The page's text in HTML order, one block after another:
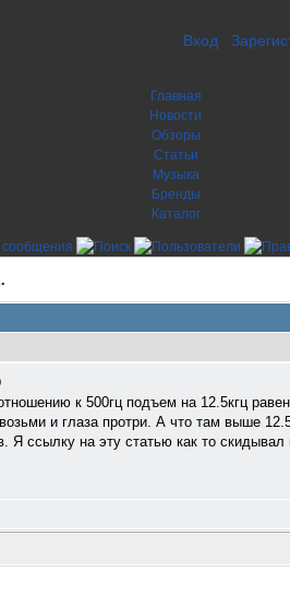
Вход
Главная
Новости
Обзоры
Статьи
Музыка
Бренды
Каталог
к 500гц подъем на 12.5кгц
и глаза протри. А что там выше
Я ссылку на эту статью как то